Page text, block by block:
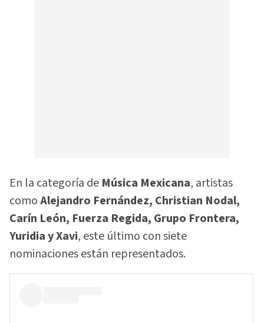
En la categoría de Música Mexicana, artistas
comoAlejandro Fernández, Christian Nodal,
Carín León, Fuerza Regida, Grupo Frontera,
Yuridia y Xavi, este último con siete
nominaciones están representados.